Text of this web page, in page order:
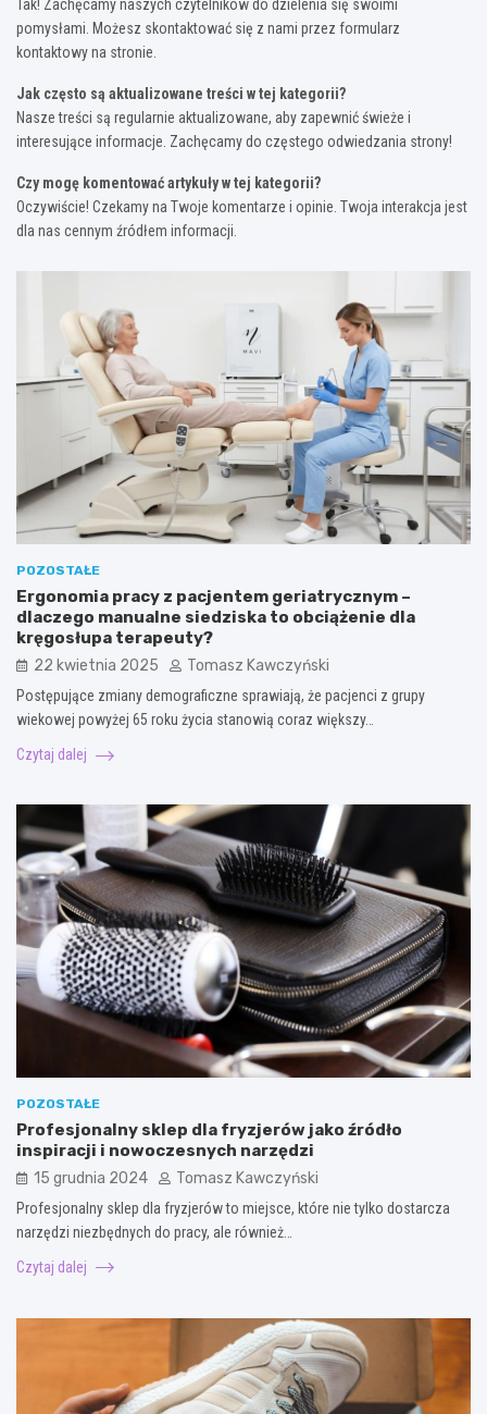
Tak! Zachęcamy naszych czytelników do dzielenia się swoimi
pomysłami. Możesz skontaktować się z nami przez formularz
kontaktowy na stronie.
Jak często są aktualizowane treści w tej kategorii?
Nasze treści są regularnie aktualizowane, aby zapewnić świeże i
interesujące informacje. Zachęcamy do częstego odwiedzania strony!
Czy mogę komentować artykuły w tej kategorii?
Oczywiście! Czekamy na Twoje komentarze i opinie. Twoja interakcja jest
dla nas cennym źródłem informacji.
POZOSTAŁE
Ergonomia pracy z pacjentem geriatrycznym –
dlaczego manualne siedziska to obciążenie dla
kręgosłupa terapeuty?
22 kwietnia 2025 Tomasz Kawczyński
Postępujące zmiany demograficzne sprawiają, że pacjenci z grupy
wiekowej powyżej 65 roku życia stanowią coraz większy…
Czytaj dalej
POZOSTAŁE
Profesjonalny sklep dla fryzjerów jako źródło
inspiracji i nowoczesnych narzędzi
15 grudnia 2024 Tomasz Kawczyński
Profesjonalny sklep dla fryzjerów to miejsce, które nie tylko dostarcza
narzędzi niezbędnych do pracy, ale również…
Czytaj dalej